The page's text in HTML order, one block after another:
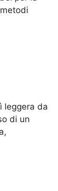
leggera da
di un